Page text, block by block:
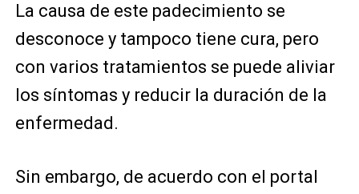
La causa de este padecimiento se
desconoce y tampoco tiene cura, pero
con varios tratamientos se puede aliviar
los síntomas y reducir la duración de la
enfermedad.
Sin embargo, de acuerdo con el portal